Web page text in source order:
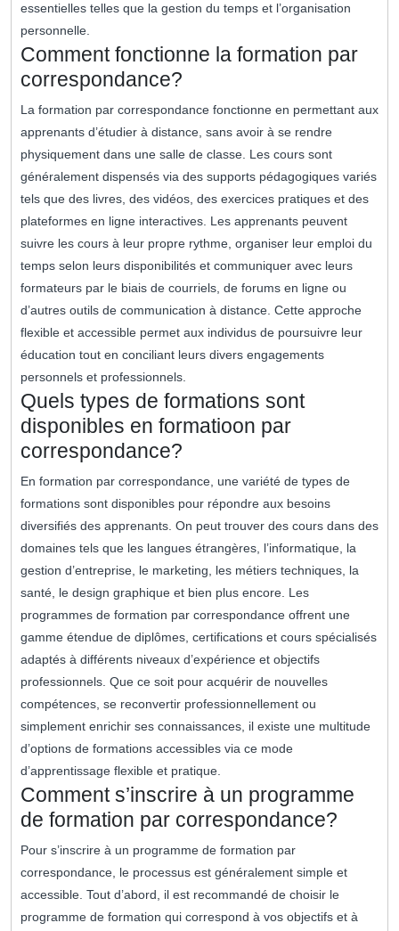
essentielles telles que la gestion du temps et l’organisation
personnelle.
Comment fonctionne la formation par
correspondance?
La formation par correspondance fonctionne en permettant aux
apprenants d’étudier à distance, sans avoir à se rendre
physiquement dans une salle de classe. Les cours sont
généralement dispensés via des supports pédagogiques variés
tels que des livres, des vidéos, des exercices pratiques et des
plateformes en ligne interactives. Les apprenants peuvent
suivre les cours à leur propre rythme, organiser leur emploi du
temps selon leurs disponibilités et communiquer avec leurs
formateurs par le biais de courriels, de forums en ligne ou
d’autres outils de communication à distance. Cette approche
flexible et accessible permet aux individus de poursuivre leur
éducation tout en conciliant leurs divers engagements
personnels et professionnels.
Quels types de formations sont
disponibles en formatioon par
correspondance?
En formation par correspondance, une variété de types de
formations sont disponibles pour répondre aux besoins
diversifiés des apprenants. On peut trouver des cours dans des
domaines tels que les langues étrangères, l’informatique, la
gestion d’entreprise, le marketing, les métiers techniques, la
santé, le design graphique et bien plus encore. Les
programmes de formation par correspondance offrent une
gamme étendue de diplômes, certifications et cours spécialisés
adaptés à différents niveaux d’expérience et objectifs
professionnels. Que ce soit pour acquérir de nouvelles
compétences, se reconvertir professionnellement ou
simplement enrichir ses connaissances, il existe une multitude
d’options de formations accessibles via ce mode
d’apprentissage flexible et pratique.
Comment s’inscrire à un programme
de formation par correspondance?
Pour s’inscrire à un programme de formation par
correspondance, le processus est généralement simple et
accessible. Tout d’abord, il est recommandé de choisir le
programme de formation qui correspond à vos objectifs et à